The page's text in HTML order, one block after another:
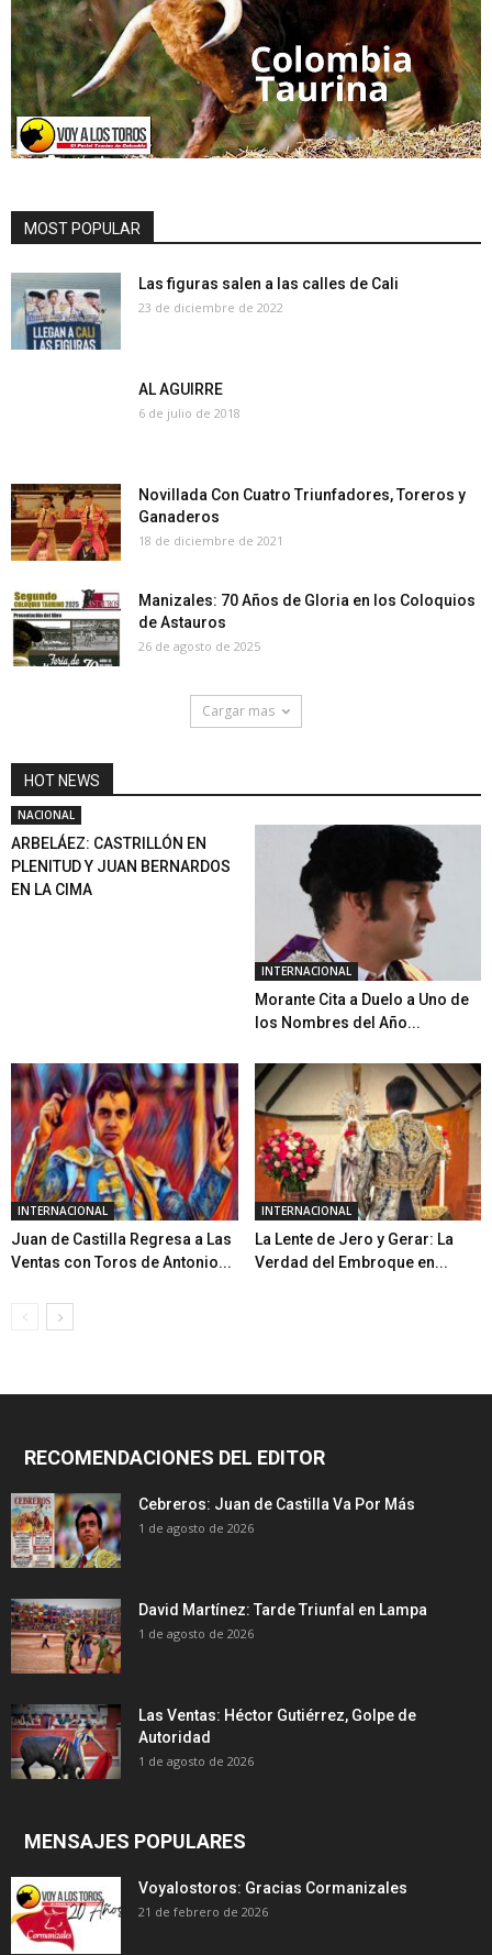
MOST POPULAR
Las figuras salen a las calles de Cali
23 de diciembre de 2022
AL AGUIRRE
6 de julio de 2018
Novillada Con Cuatro Triunfadores, Toreros y
Ganaderos
18 de diciembre de 2021
Manizales: 70 Años de Gloria en los Coloquios
de Astauros
26 de agosto de 2025
Cargar mas
HOT NEWS
NACIONAL
ARBELÁEZ: CASTRILLÓN EN
PLENITUD Y JUAN BERNARDOS
EN LA CIMA
INTERNACIONAL
Morante Cita a Duelo a Uno de
los Nombres del Año...
INTERNACIONAL
Juan de Castilla Regresa a Las
Ventas con Toros de Antonio...
INTERNACIONAL
La Lente de Jero y Gerar: La
Verdad del Embroque en...
RECOMENDACIONES DEL EDITOR
Cebreros: Juan de Castilla Va Por Más
1 de agosto de 2026
David Martínez: Tarde Triunfal en Lampa
1 de agosto de 2026
Las Ventas: Héctor Gutiérrez, Golpe de
Autoridad
1 de agosto de 2026
MENSAJES POPULARES
Voyalostoros: Gracias Cormanizales
21 de febrero de 2026